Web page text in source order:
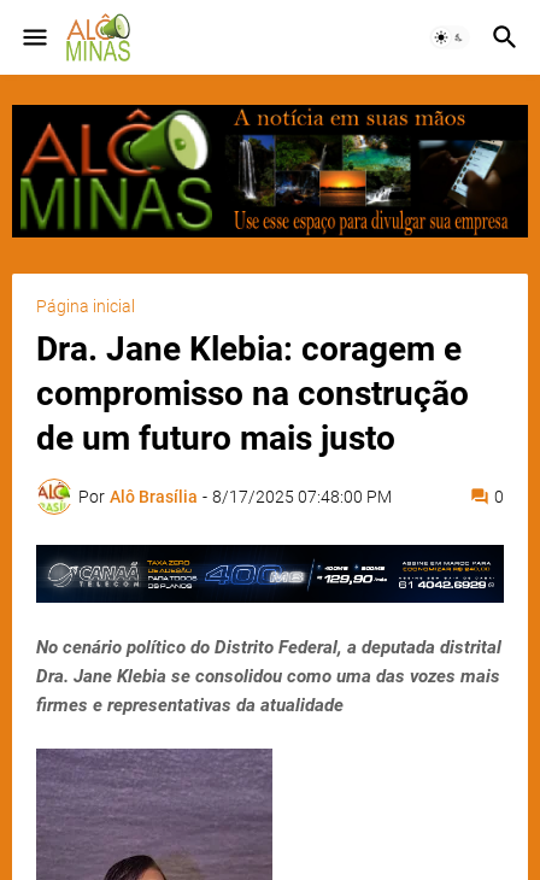
Página inicial
Dra. Jane Klebia: coragem e
compromisso na construção
de um futuro mais justo
Por Alô Brasília - 8/17/2025 07:48:00 PM 0
No cenário político do Distrito Federal, a deputada distrital
Dra. Jane Klebia se consolidou como uma das vozes mais
firmes e representativas da atualidade